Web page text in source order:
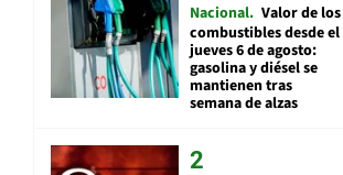
Nacional Valor de los
combustibles desde el
jueves 6 de agosto:
gasolina y diésel se
mantienen tras
semana de alzas